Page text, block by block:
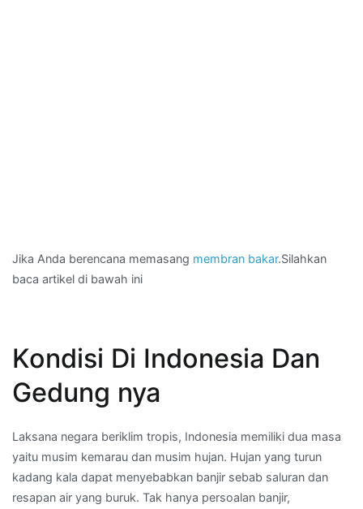
Jika Anda berencana memasang membran bakar.Silahkan
baca artikel di bawah ini
Kondisi Di Indonesia Dan
Gedung nya
Laksana negara beriklim tropis, Indonesia memiliki dua masa
yaitu musim kemarau dan musim hujan. Hujan yang turun
kadang kala dapat menyebabkan banjir sebab saluran dan
resapan air yang buruk. Tak hanya persoalan banjir,